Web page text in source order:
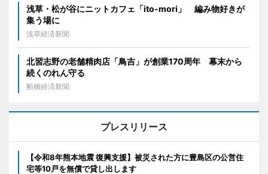
浅草・松が谷にニットカフェ「ito-mori」 編み物好きが
集う場に
浅草経済新聞
北習志野の老舗精肉店「鳥吉」が創業170周年 幕末から
続くのれん守る
船橋経済新聞
プレスリリース
【令和8年熊本地震 復興支援】被災された方に豊島区の公営住
宅等10戸を無償で貸し出します